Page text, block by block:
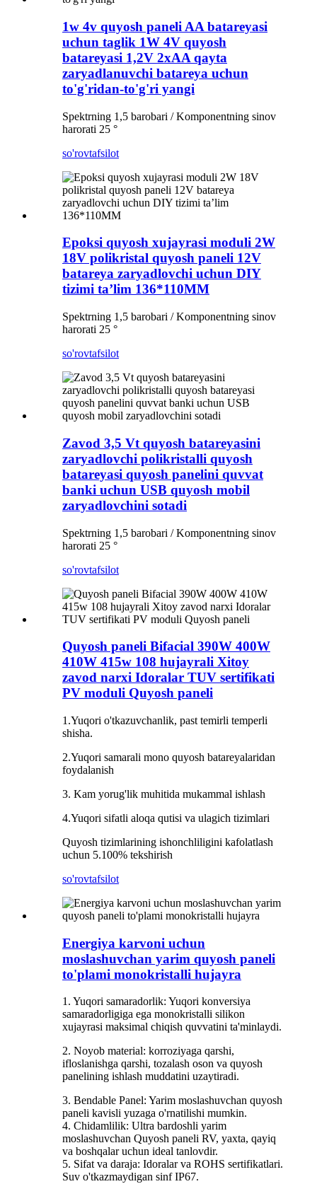
1w 4v quyosh paneli AA batareyasi
uchun taglik 1W 4V quyosh
batareyasi 1,2V 2xAA qayta
zaryadlanuvchi batareya uchun
to'g'ridan-to'g'ri yangi
Spektrning 1,5 barobari / Komponentning sinov
harorati 25 °
so'rovtafsilot
Epoksi quyosh xujayrasi moduli 2W
18V polikristal quyosh paneli 12V
batareya zaryadlovchi uchun DIY
tizimi taʼlim 136*110MM
Spektrning 1,5 barobari / Komponentning sinov
harorati 25 °
so'rovtafsilot
Zavod 3,5 Vt quyosh batareyasini
zaryadlovchi polikristalli quyosh
batareyasi quyosh panelini quvvat
banki uchun USB quyosh mobil
zaryadlovchini sotadi
Spektrning 1,5 barobari / Komponentning sinov
harorati 25 °
so'rovtafsilot
Quyosh paneli Bifacial 390W 400W
410W 415w 108 hujayrali Xitoy
zavod narxi Idoralar TUV sertifikati
PV moduli Quyosh paneli
1.Yuqori o'tkazuvchanlik, past temirli temperli
shisha.
2.Yuqori samarali mono quyosh batareyalaridan
foydalanish
3. Kam yorug'lik muhitida mukammal ishlash
4.Yuqori sifatli aloqa qutisi va ulagich tizimlari
Quyosh tizimlarining ishonchliligini kafolatlash
uchun 5.100% tekshirish
so'rovtafsilot
Energiya karvoni uchun
moslashuvchan yarim quyosh paneli
to'plami monokristalli hujayra
1. Yuqori samaradorlik: Yuqori konversiya
samaradorligiga ega monokristalli silikon
xujayrasi maksimal chiqish quvvatini ta'minlaydi.
2. Noyob material: korroziyaga qarshi,
ifloslanishga qarshi, tozalash oson va quyosh
panelining ishlash muddatini uzaytiradi.
3. Bendable Panel: Yarim moslashuvchan quyosh
paneli kavisli yuzaga o'rnatilishi mumkin.
4. Chidamlilik: Ultra bardoshli yarim
moslashuvchan Quyosh paneli RV, yaxta, qayiq
va boshqalar uchun ideal tanlovdir.
5. Sifat va daraja: Idoralar va ROHS sertifikatlari.
Suv o'tkazmaydigan sinf IP67.